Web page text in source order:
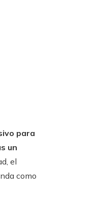
para
un
el
como